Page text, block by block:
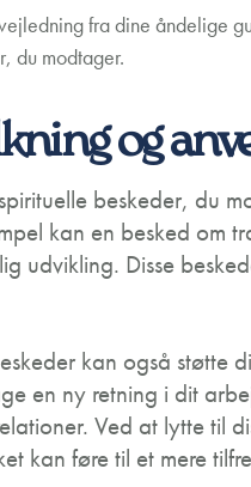
fra dine åndelige
du modtager.
og
beskeder, du
kan en besked om
udvikling. Disse
kan også støtte
en ny retning i dit
Ved at lytte til
kan føre til et mere